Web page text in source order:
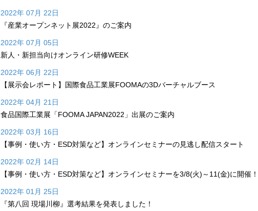
2022年 07月 22日
『産業オープンネット展2022』のご案内
2022年 07月 05日
新人・新担当向けオンライン研修WEEK
2022年 06月 22日
【展示会レポート】国際食品工業展FOOMAの3Dバーチャルブース
2022年 04月 21日
食品国際工業展「FOOMA JAPAN2022」出展のご案内
2022年 03月 16日
【事例・使い方・ESD対策など】オンラインセミナーの見逃し配信スタート
2022年 02月 14日
【事例・使い方・ESD対策など】オンラインセミナーを3/8(火)～11(金)に開催！
2022年 01月 25日
『第八回 現場川柳』選考結果を発表しました！